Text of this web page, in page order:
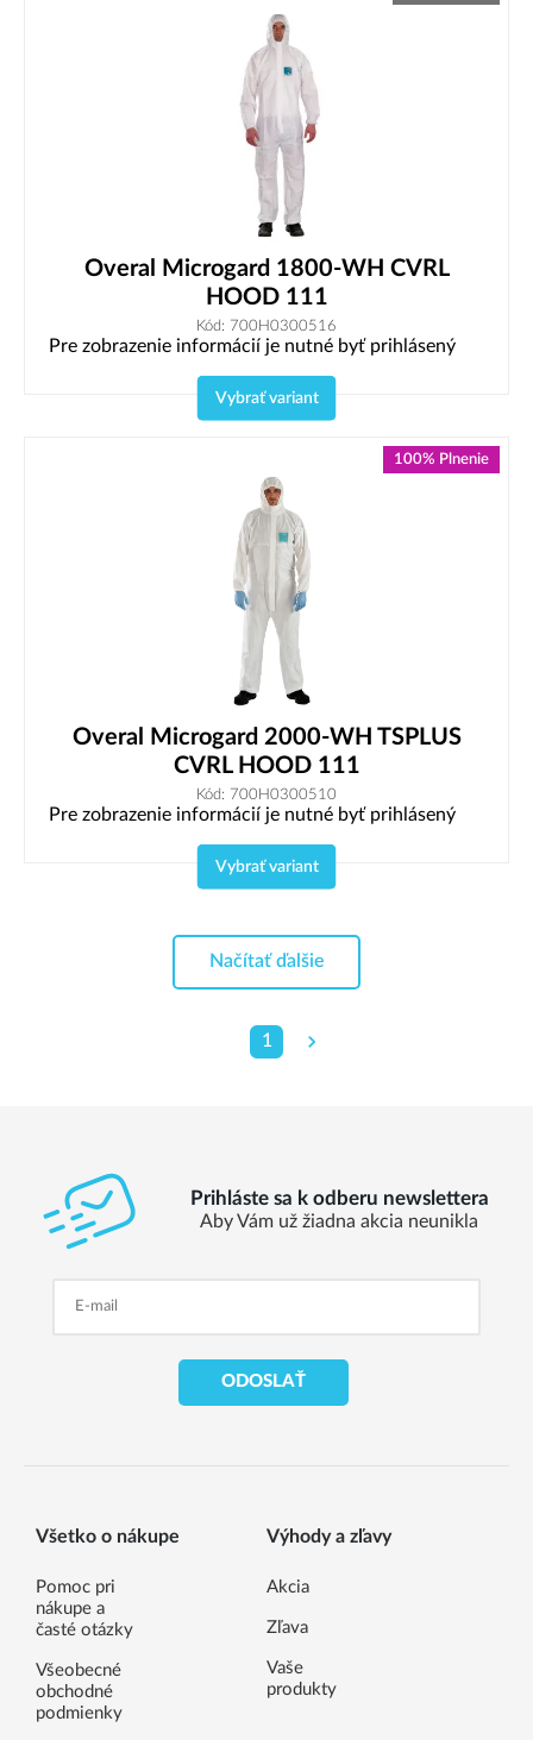
Overal Microgard 1800-WH CVRL
HOOD 111
Kód: 700H0300516
Pre zobrazenie informácií je nutné byť prihlásený
Vybrať variant
100% Plnenie
Overal Microgard 2000-WH TSPLUS
CVRL HOOD 111
Kód: 700H0300510
Pre zobrazenie informácií je nutné byť prihlásený
Vybrať variant
Načítať ďalšie
1
Prihláste sa k odberu newslettera
Aby Vám už žiadna akcia neunikla
ODOSLAŤ
Všetko o nákupe
Pomoc pri
nákupe a
časté otázky
Všeobecné
obchodné
podmienky
Výhody a zľavy
Akcia
Zľava
Vaše
produkty